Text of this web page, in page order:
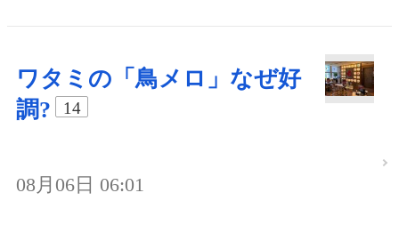
ワタミの「鳥メロ」なぜ好
調?
14
08月06日 06:01